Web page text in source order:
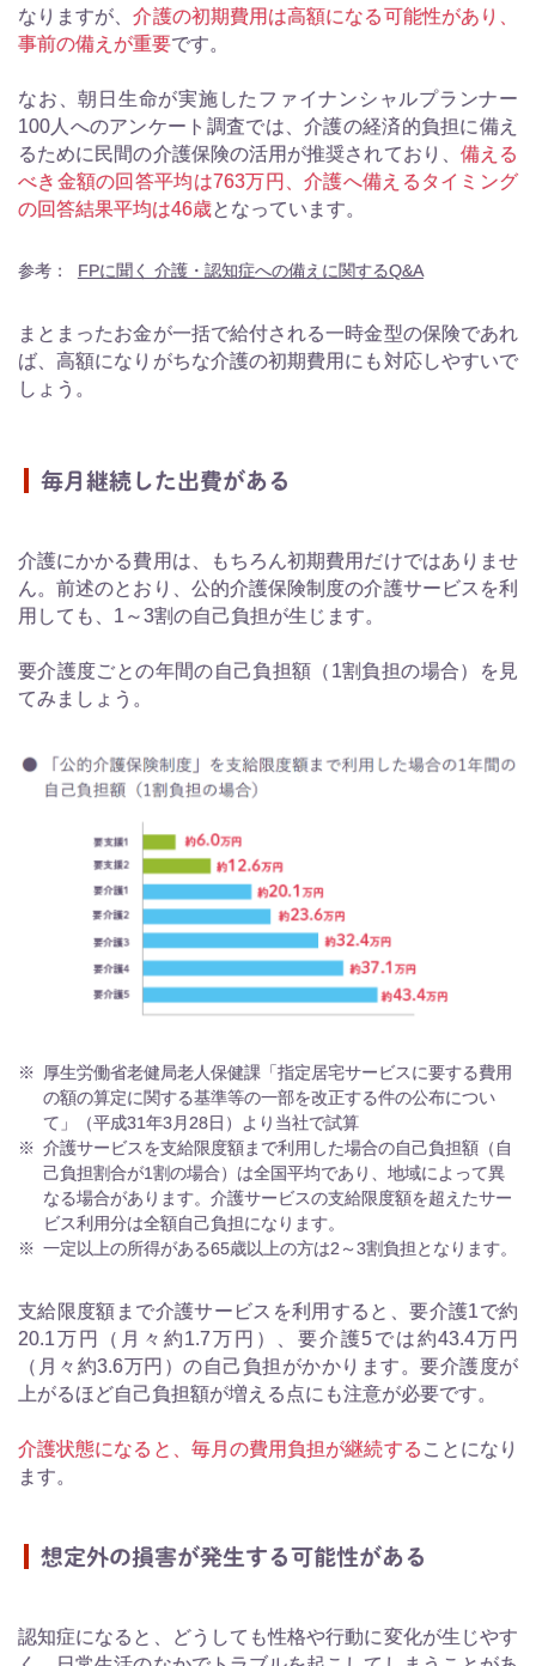
なりますが、介護の初期費用は高額になる可能性があり、
事前の備えが重要です。
なお、朝日生命が実施したファイナンシャルプランナー
100人へのアンケート調査では、介護の経済的負担に備え
るために民間の介護保険の活用が推奨されており、 備える
べき金額の回答平均は763万円、介護へ備えるタイミング
の回答結果平均は46歳となっています。
参考： FPに聞く 介護・認知症への備えに関するQ&A
まとまったお金が一括で給付される一時金型の保険であれ
ば、高額になりがちな介護の初期費用にも対応しやすいで
しょう。
毎月継続した出費がある
介護にかかる費用は、もちろん初期費用だけではありませ
ん。前述のとおり、公的介護保険制度の介護サービスを利
用しても、1～3割の自己負担が生じます。
要介護度ごとの年間の自己負担額（1割負担の場合）を見
てみましょう。
※ 厚生労働省老健局老人保健課「指定居宅サービスに要する費用
の額の算定に関する基準等の一部を改正する件の公布につい
て」（平成31年3月28日）より当社で試算​
※ 介護サービスを支給限度額まで利用した場合の自己負担額（自
己負担割合が1割の場合）は全国平均であり、地域によって異
なる場合があります。介護サービスの支給限度額を超えたサー
ビス利用分は全額自己負担になります。
※ 一定以上の所得がある65歳以上の方は2～3割負担となります。
支給限度額まで介護サービスを利用すると、要介護1で約
20.1万円（月々約1.7万円）、要介護5では約43.4万円
（月々約3.6万円）の自己負担がかかります。要介護度が
上がるほど自己負担額が増える点にも注意が必要です。
介護状態になると、毎月の費用負担が継続する ことになり
ます。
想定外の損害が発生する可能性がある
認知症になると、どうしても性格や行動に変化が生じやす